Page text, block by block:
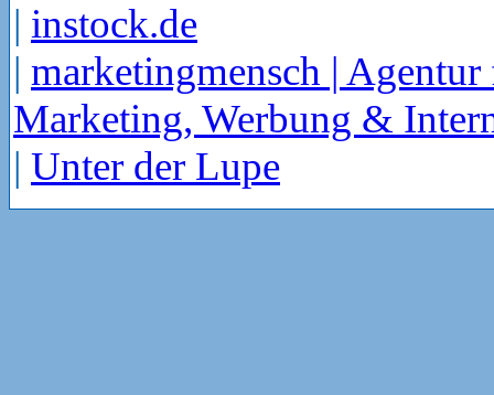
| instock.de
| marketingmensch | Agentur
Marketing, Werbung &
| Unter der Lupe